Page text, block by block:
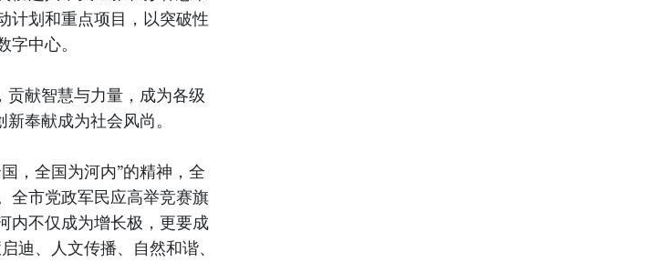
计划和重点项目，以突破性
中心。
献智慧与力量，成为各级
奉献成为社会风尚。
，全国为河内”的精神，全
全市党政军民应高举竞赛旗
内不仅成为增长极，更要成
迪、人文传播、自然和谐、